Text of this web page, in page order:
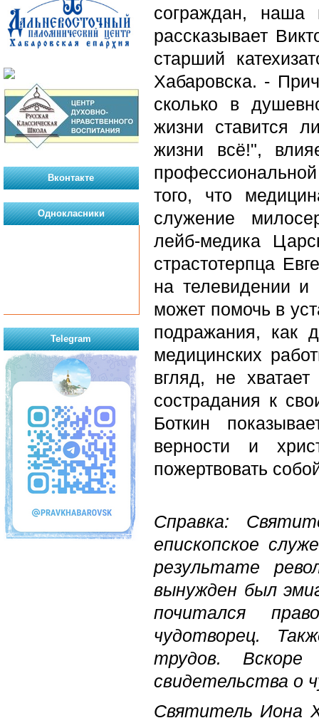
сограждан, наша
рассказывает
старший
Хабаровска. -
сколько в
жизни ставится
жизни всё!",
того, что
служение
лейб-медика
страстотерпца
на телевидении
может помочь в
подражания, как
медицинских
вгляд, не
сострадания к
Боткин
верности и
пожертвовать
Справка:
епископское
результате
вынужден был
почитался
чудотворец.
трудов.
свидетельства о
Святитель Иона
Вконтакте
Однокласники
Telegram